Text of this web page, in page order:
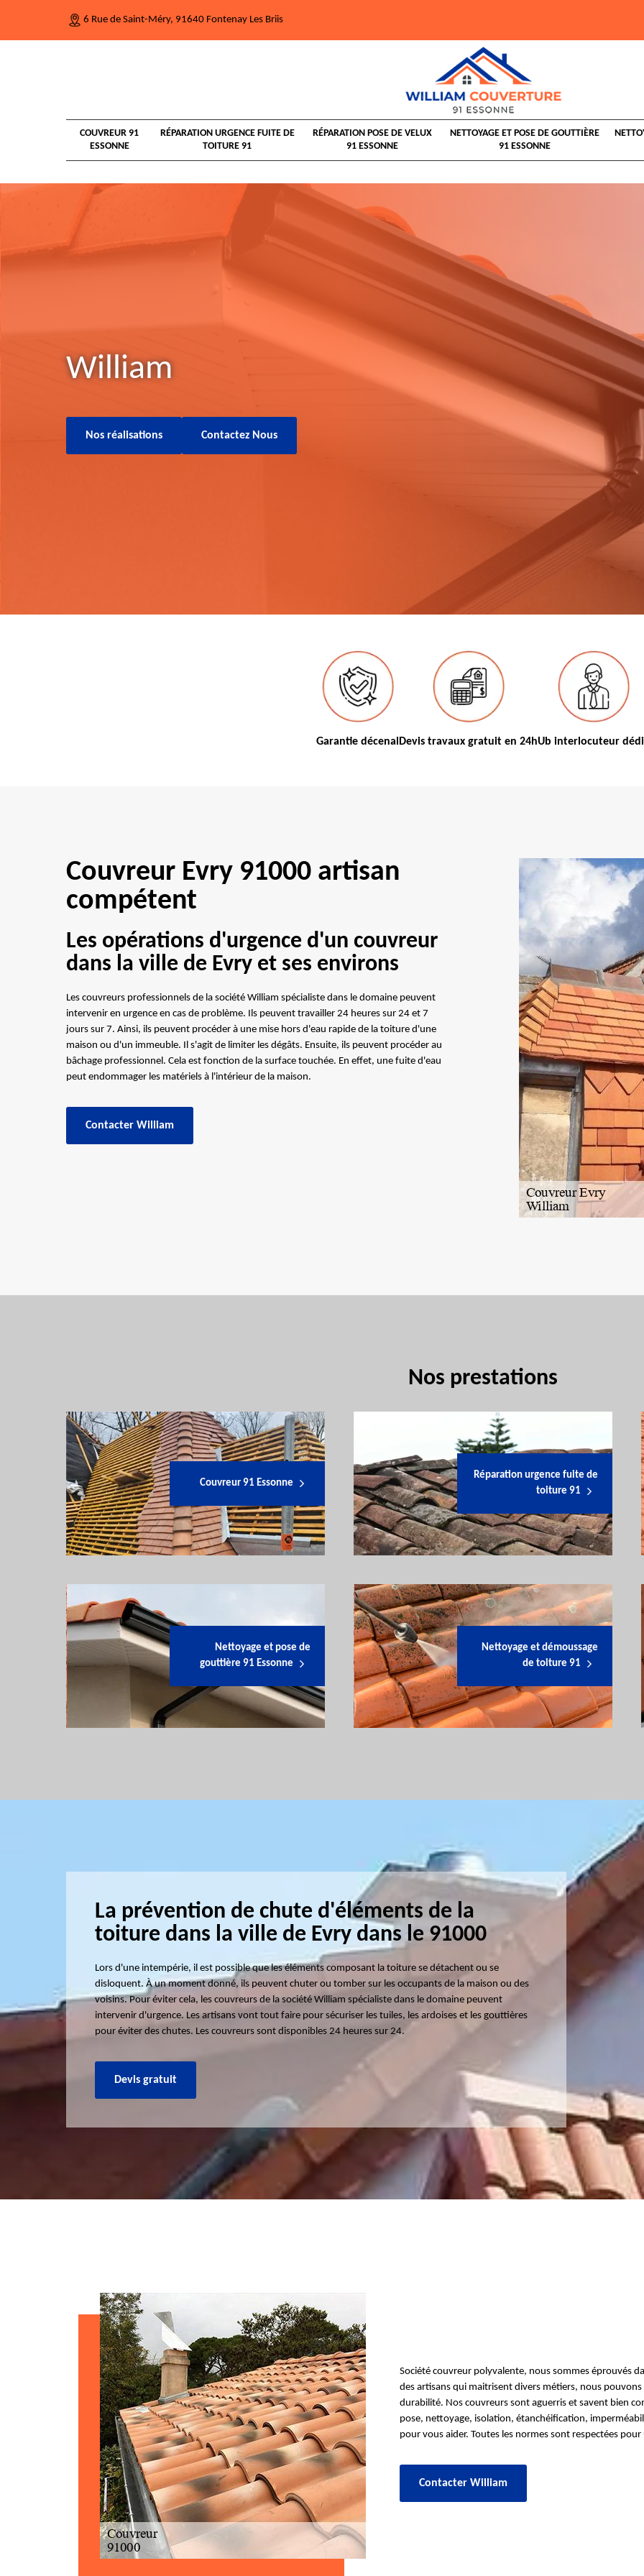
6 Rue de Saint-Méry, 91640 Fontenay Les Briis
COUVREUR 91
ESSONNE
RÉPARATION URGENCE FUITE DE
TOITURE 91
RÉPARATION POSE DE VELUX
91 ESSONNE
NETTOYAGE ET POSE DE GOUTTIÈRE
91 ESSONNE
William
Nos réalisations Contactez Nous
Garantie décenal Devis travaux gratuit en 24hUb interlocuteur
Couvreur Evry 91000 artisan
compétent
Les opérations d'urgence d'un couvreur
dans la ville de Evry et ses environs
Les couvreurs professionnels de la société William spécialiste dans le domaine peuvent
intervenir en urgence en cas de problème. Ils peuvent travailler 24 heures sur 24 et 7
jours sur 7. Ainsi, ils peuvent procéder à une mise hors d'eau rapide de la toiture d'une
maison ou d'un immeuble. Il s'agit de limiter les dégâts. Ensuite, ils peuvent procéder au
bâchage professionnel. Cela est fonction de la surface touchée. En effet, une fuite d'eau
peut endommager les matériels à l'intérieur de la maison.
Contacter William
Nos prestations
Couvreur 91 Essonne
Réparation urgence fuite de
toiture 91
Nettoyage et pose de
gouttière 91 Essonne
Nettoyage et démoussage
de toiture 91
La prévention de chute d'éléments de la
toiture dans la ville de Evry dans le 91000
Lors d'une intempérie, il est possible que les éléments composant la toiture se détachent ou se
disloquent. À un moment donné, ils peuvent chuter ou tomber sur les occupants de la maison ou des
voisins. Pour éviter cela, les couvreurs de la société William spécialiste dans le domaine peuvent
intervenir d'urgence. Les artisans vont tout faire pour sécuriser les tuiles, les ardoises et les gouttières
pour éviter des chutes. Les couvreurs sont disponibles 24 heures sur 24.
Devis gratuit
Société couvreur polyvalente, nous sommes éprouvés
des artisans qui maitrisent divers métiers, nous
durabilité. Nos couvreurs sont aguerris et savent bien
pose, nettoyage, isolation, étanchéification,
pour vous aider. Toutes les normes sont respectées
Contacter William